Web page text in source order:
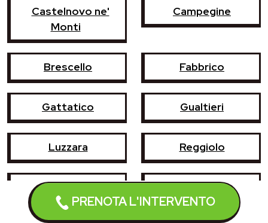
PRENOTA L'INTERVENTO
Castelnovo ne'
Monti
Campegine
Brescello Fabbrico
Gattatico Gualtieri
Luzzara Reggiolo
Rubiera Sant'Ilario d'Enza